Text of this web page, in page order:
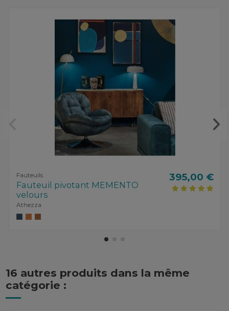
Fauteuils
Fauteuil pivotant MEMENTO
velours
Athezza
395,00 €
16 autres produits dans la même
catégorie :